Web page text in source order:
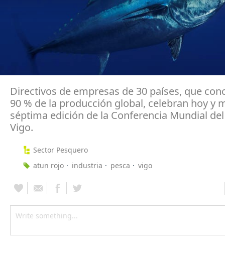
Directivos de empresas de 30 países, que
90 % de la producción global, celebran hoy y
séptima edición de la Conferencia Mundial
Vigo.
Sector Pesquero
atun rojo
industria pesca vigo